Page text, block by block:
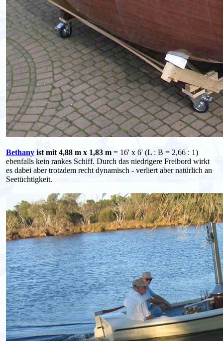
Bethany ist mit 4,88 m x 1,83 m = 16' x 6' (L : B = 2,66 : 1)
ebenfalls kein rankes Schiff. Durch das niedrigere Freibord wirkt
es dabei aber trotzdem recht dynamisch - verliert aber natürlich an
Seetüchtigkeit.